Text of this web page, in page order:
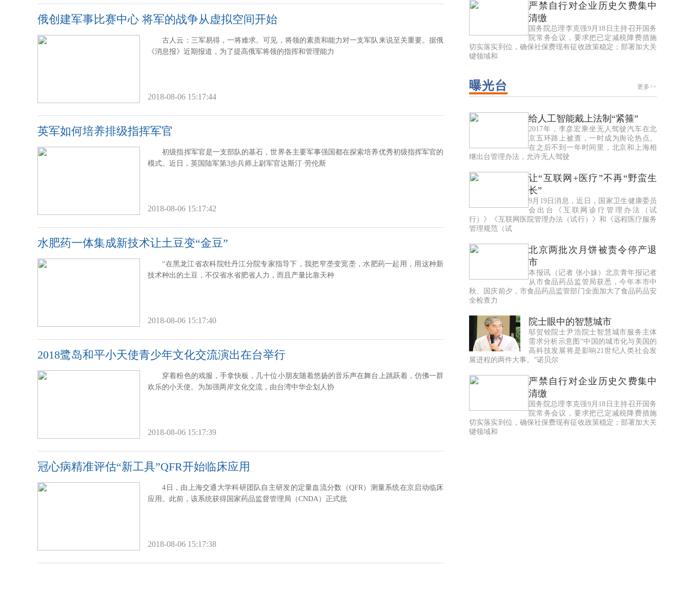
俄创建军事比赛中心 将军的战争从虚拟空间开始
古人云：三军易得，一将难求。可见，将领的素质和能力对一支军队来说至关重要。据俄
《消息报》近期报道，为了提高俄军将领的指挥和管理能力
2018-08-06 15:17:44
英军如何培养排级指挥军官
初级指挥军官是一支部队的基石，世界各主要军事强国都在探索培养优秀初级指挥军官的
模式。近日，英国陆军第3步兵师上尉军官达斯汀·劳伦斯
2018-08-06 15:17:42
水肥药一体集成新技术让土豆变“金豆”
“在黑龙江省农科院牡丹江分院专家指导下，我把窄垄变宽垄，水肥药一起用，用这种新
技术种出的土豆，不仅省水省肥省人力，而且产量比靠天种
2018-08-06 15:17:40
2018鹭岛和平小天使青少年文化交流演出在台举行
穿着粉色的戏服，手拿快板，几十位小朋友随着悠扬的音乐声在舞台上跳跃着，仿佛一群
欢乐的小天使。为加强两岸文化交流，由台湾中华企划人协
2018-08-06 15:17:39
冠心病精准评估“新工具”QFR开始临床应用
4日，由上海交通大学科研团队自主研发的定量血流分数（QFR）测量系统在京启动临床
应用。此前，该系统获得国家药品监督管理局（CNDA）正式批
2018-08-06 15:17:38
严禁自行对企业历史欠费集中
清缴
国务院总理李克强9月18日主持召开国务
院常务会议，要求把已定减税降费措施
切实落实到位，确保社保费现有征收政策稳定；部署加大关
键领域和
曝光台 更多>>
给人工智能戴上法制“紧箍”
2017年，李彦宏乘坐无人驾驶汽车在北
京五环路上被查，一时成为舆论热点。
在之后不到一年时间里，北京和上海相
继出台管理办法，允许无人驾驶
让“互联网+医疗”不再“野蛮生
长”
9月19日消息，近日，国家卫生健康委员
会出台《互联网诊疗管理办法（试
行）》《互联网医院管理办法（试行）》和《远程医疗服务
管理规范（试
北京两批次月饼被责令停产退
市
本报讯（记者 张小妹）北京青年报记者
从市食品药品监管局获悉，今年本市中
秋、国庆前夕，市食品药品监管部门全面加大了食品药品安
全检查力
院士眼中的智慧城市
邬贺铨院士尹浩院士智慧城市服务主体
需求分析示意图“中国的城市化与美国的
高科技发展将是影响21世纪人类社会发
展进程的两件大事。”诺贝尔
严禁自行对企业历史欠费集中
清缴
国务院总理李克强9月18日主持召开国务
院常务会议，要求把已定减税降费措施
切实落实到位，确保社保费现有征收政策稳定；部署加大关
键领域和